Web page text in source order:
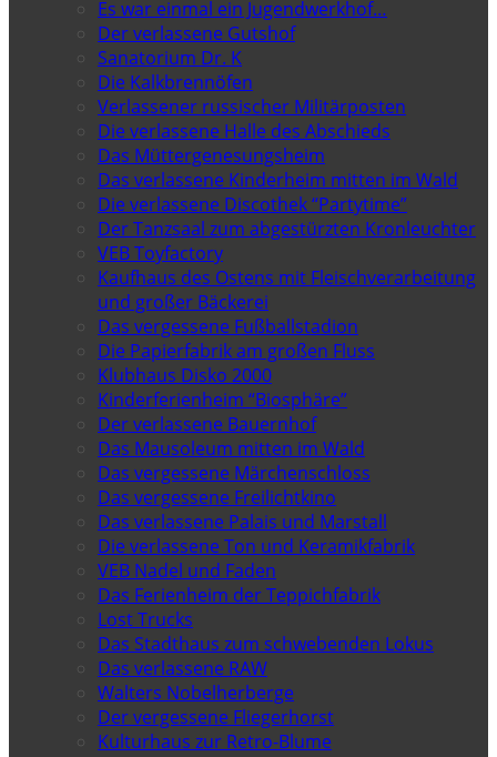
Es war einmal ein Jugendwerkhof…
Der verlassene Gutshof
Sanatorium Dr. K
Die Kalkbrennöfen
Verlassener russischer Militärposten
Die verlassene Halle des Abschieds
Das Müttergenesungsheim
Das verlassene Kinderheim mitten im Wald
Die verlassene Discothek “Partytime”
Der Tanzsaal zum abgestürzten Kronleuchter
VEB Toyfactory
Kaufhaus des Ostens mit Fleischverarbeitung
und großer Bäckerei
Das vergessene Fußballstadion
Die Papierfabrik am großen Fluss
Klubhaus Disko 2000
Kinderferienheim “Biosphäre”
Der verlassene Bauernhof
Das Mausoleum mitten im Wald
Das vergessene Märchenschloss
Das vergessene Freilichtkino
Das verlassene Palais und Marstall
Die verlassene Ton und Keramikfabrik
VEB Nadel und Faden
Das Ferienheim der Teppichfabrik
Lost Trucks
Das Stadthaus zum schwebenden Lokus
Das verlassene RAW
Walters Nobelherberge
Der vergessene Fliegerhorst
Kulturhaus zur Retro-Blume